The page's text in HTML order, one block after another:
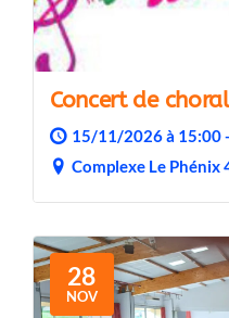
Concert de
15/11/2026 à 15:00
Complexe Le Phénix
28
NOV